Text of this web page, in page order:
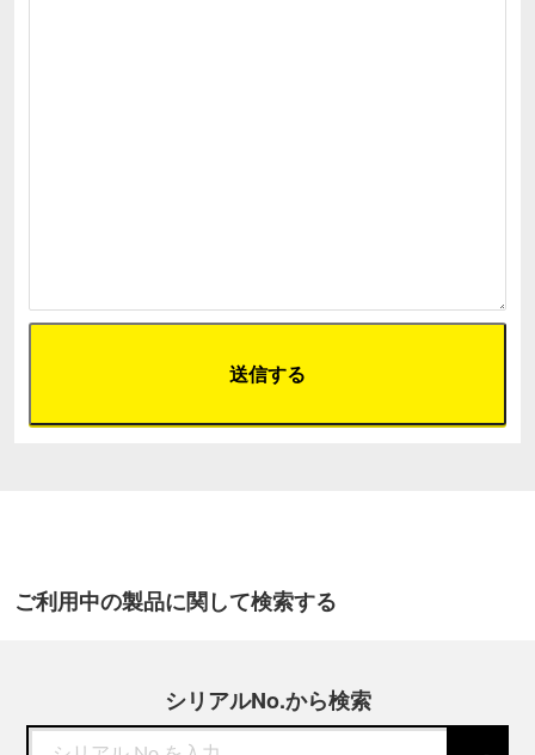
ご利用中の製品に関して検索する
シリアルNo.から検索